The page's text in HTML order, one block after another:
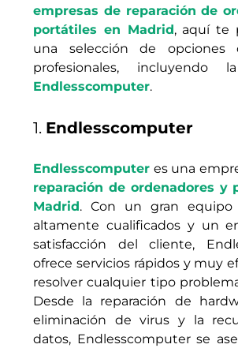
empresas de reparación de
portátiles en Madrid, aquí te
una selección de opciones
profesionales, incluyendo
Endlesscomputer.
1. Endlesscomputer
Endlesscomputer es una
reparación de ordenadores y
Madrid. Con un gran equipo
altamente cualificados y un
satisfacción del cliente,
ofrece servicios rápidos y muy
resolver cualquier tipo
Desde la reparación de
eliminación de virus y la
datos, Endlesscomputer se